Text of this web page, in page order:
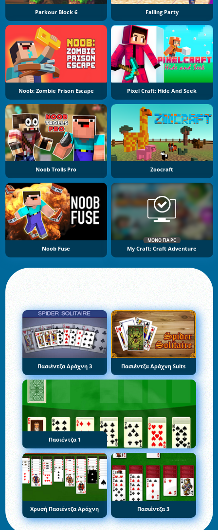
Parkour Block 6 Falling Party
Noob: Zombie Prison Escape Pixel Craft: Hide And Seek
Noob Trolls Pro Zoocraft
Noob Fuse
ΜΌΝΟ ΓΙΑ PC
My Craft: Craft Adventure
Πασιέντζα Αράχνη 3 Πασιέντζα Αράχνη Suits
Πασιέντζα 1
Χρυσή Πασιέντζα Αράχνη Πασιέντζα 3